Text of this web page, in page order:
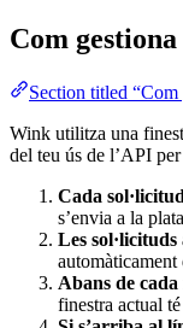
Com
Section titled
Wink utilitza una
del teu ús de l’API
Cada
s’envia a la
Les sol·licituds
automàticament
Abans de
finestra actual